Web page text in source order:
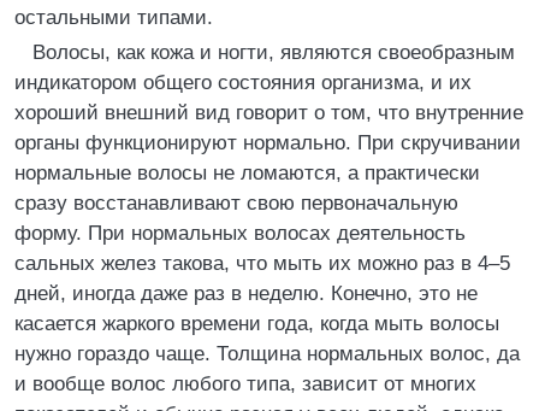
остальными типами.
Волосы, как кожа и ногти, являются своеобразным
индикатором общего состояния организма, и их
хороший внешний вид говорит о том, что внутренние
органы функционируют нормально. При скручивании
нормальные волосы не ломаются, а практически
сразу восстанавливают свою первоначальную
форму. При нормальных волосах деятельность
сальных желез такова, что мыть их можно раз в 4–5
дней, иногда даже раз в неделю. Конечно, это не
касается жаркого времени года, когда мыть волосы
нужно гораздо чаще. Толщина нормальных волос, да
и вообще волос любого типа, зависит от многих